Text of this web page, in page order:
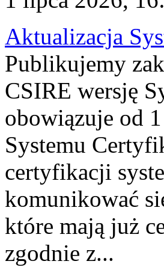
Aktualizacja
Publikujemy
CSIRE wersję
obowiązuje od
Systemu
certyfikacji
komunikować
które mają już
zgodnie z...